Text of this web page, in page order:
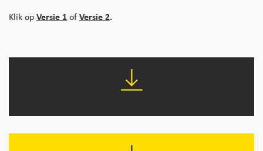
Klik op Versie 1 of Versie 2.